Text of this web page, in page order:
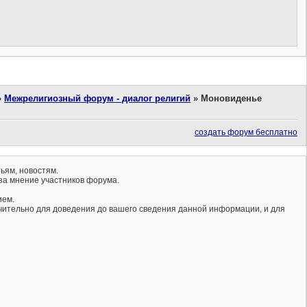
Межрелигиозный форум - диалог религий » Моновиденье
создать форум бесплатно
новостям.
мнение участников форума.
для доведения до вашего сведения данной информации, и для